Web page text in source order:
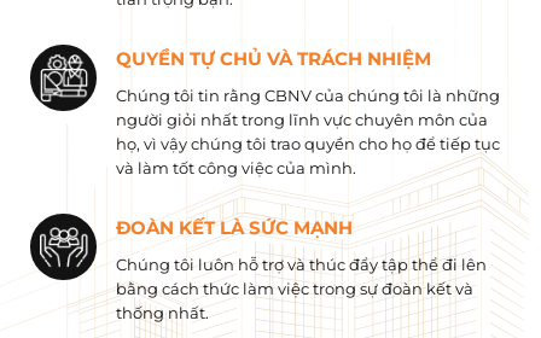
QUYỀN TỰ CHỦ VÀ TRÁCH NHIỆM
Chúng tôi tin rằng CBNV của chúng tôi là những
người giỏi nhất trong lĩnh vực chuyên môn của
họ, vì vậy chúng tôi trao quyền cho họ để tiếp tục
và làm tốt công việc của mình.
ĐOÀN KẾT LÀ SỨC MẠNH
Chúng tôi luôn hỗ trợ và thúc đẩy tập thể đi lên
bằng cách thức làm việc trong sự đoàn kết và
thống nhất.